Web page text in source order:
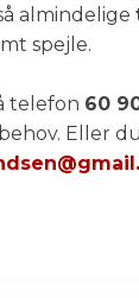
almindelige
spejle.
telefon 60
Eller